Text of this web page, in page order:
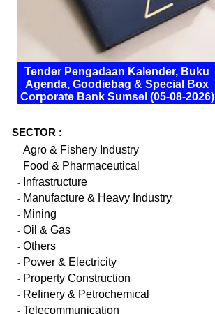
Tender Pengadaan Kalender, Buku
Agenda, Goodiebag & Special Box
Corporate Bank Sumsel (05-08-2026)
SECTOR :
- Agro & Fishery Industry
- Food & Pharmaceutical
- Infrastructure
- Manufacture & Heavy Industry
- Mining
- Oil & Gas
- Others
- Power & Electricity
- Property Construction
- Refinery & Petrochemical
- Telecommunication